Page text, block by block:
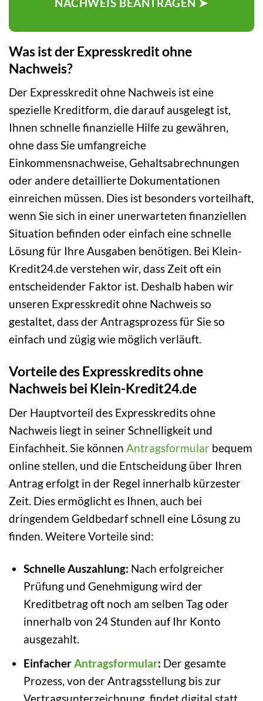
Was ist der Expresskredit ohne
Nachweis?
Der Expresskredit ohne Nachweis ist eine
spezielle Kreditform, die darauf ausgelegt ist,
Ihnen schnelle finanzielle Hilfe zu gewähren,
ohne dass Sie umfangreiche
Einkommensnachweise, Gehaltsabrechnungen
oder andere detaillierte Dokumentationen
einreichen müssen. Dies ist besonders vorteilhaft,
wenn Sie sich in einer unerwarteten finanziellen
Situation befinden oder einfach eine schnelle
Lösung für Ihre Ausgaben benötigen. Bei Klein-
Kredit24.de verstehen wir, dass Zeit oft ein
entscheidender Faktor ist. Deshalb haben wir
unseren Expresskredit ohne Nachweis so
gestaltet, dass der Antragsprozess für Sie so
einfach und zügig wie möglich verläuft.
Vorteile des Expresskredits ohne
Nachweis bei Klein-Kredit24.de
Der Hauptvorteil des Expresskredits ohne
Nachweis liegt in seiner Schnelligkeit und
Einfachheit. Sie können Antragsformular bequem
online stellen, und die Entscheidung über Ihren
Antrag erfolgt in der Regel innerhalb kürzester
Zeit. Dies ermöglicht es Ihnen, auch bei
dringendem Geldbedarf schnell eine Lösung zu
finden. Weitere Vorteile sind:
Schnelle Auszahlung: Nach erfolgreicher
Prüfung und Genehmigung wird der
Kreditbetrag oft noch am selben Tag oder
innerhalb von 24 Stunden auf Ihr Konto
ausgezahlt.
EinfacherAntragsformular: Der gesamte
Prozess, von der Antragsstellung bis zur